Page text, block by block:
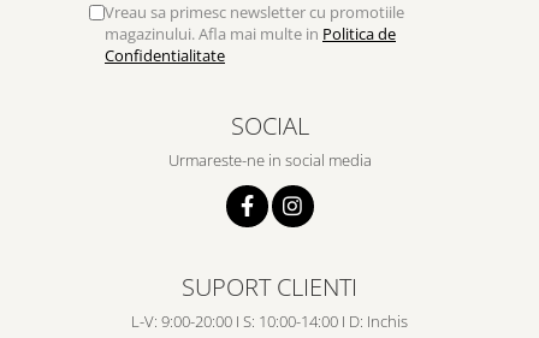
Vreau sa primesc newsletter cu promotiile
magazinului. Afla mai multe in Politica de
Confidentialitate
SOCIAL
Urmareste-ne in social media
SUPORT CLIENTI
L-V: 9:00-20:00 I S: 10:00-14:00 I D: Inchis